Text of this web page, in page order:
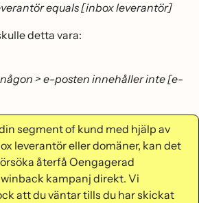
equals [inbox leverantör]
detta vara:
> e-posten innehåller inte [e-
segment of kund med hjälp av
leverantör eller domäner, kan det
återfå Oengagerad
kampanj direkt. Vi
att du väntar tills du har skickat